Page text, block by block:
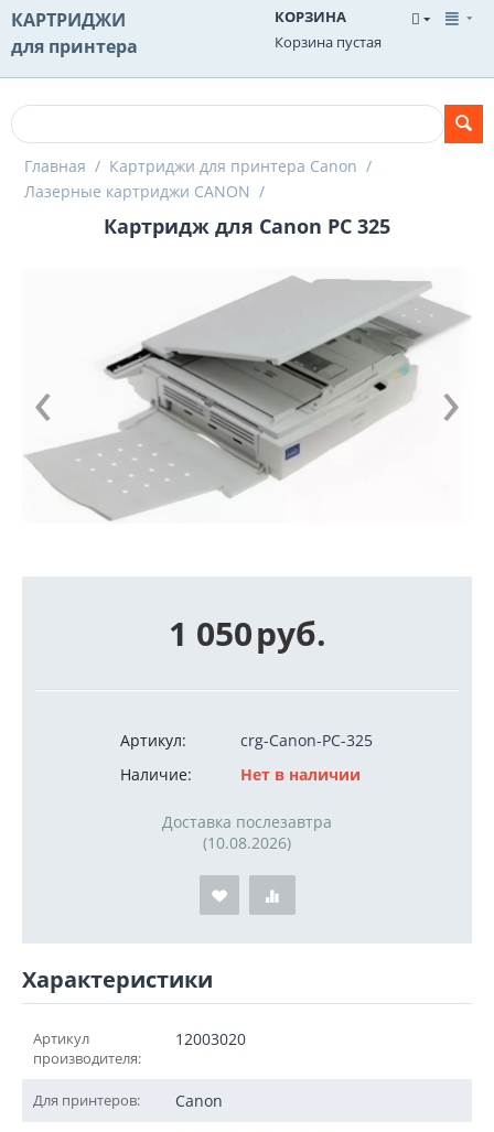
КАРТРИДЖИ
для принтера
КОРЗИНА
Корзина пустая
Главная / Картриджи для принтера Canon /
Лазерные картриджи CANON /
Картридж для Canon PC 325
1 050руб.
Артикул:
crg-Canon-PC-325
Наличие:
Нет в наличии
Доставка послезавтра
(10.08.2026)
Характеристики
Артикул
производителя:
12003020
Для принтеров: Canon